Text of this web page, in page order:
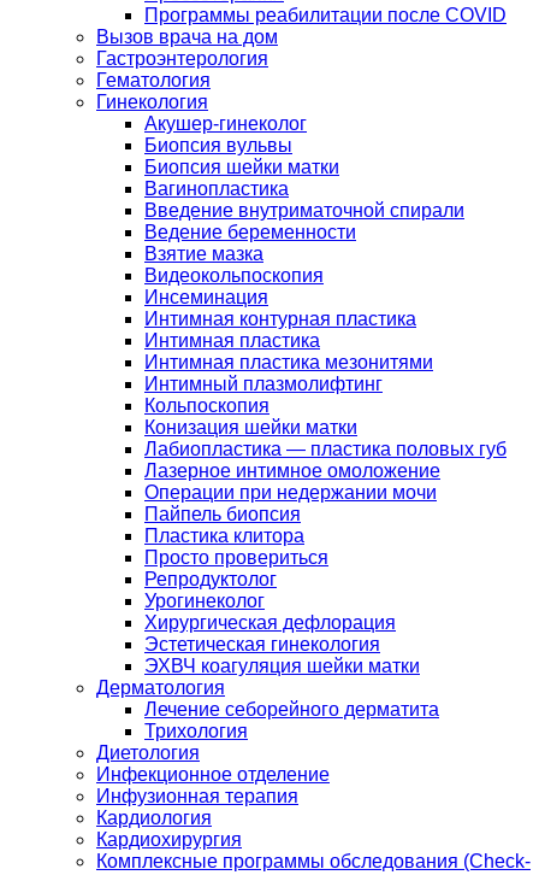
Программы реабилитации после СOVID
Вызов врача на дом
Гастроэнтерология
Гематология
Гинекология
Акушер-гинеколог
Биопсия вульвы
Биопсия шейки матки
Вагинопластика
Введение внутриматочной спирали
Ведение беременности
Взятие мазка
Видеокольпоскопия
Инсеминация
Интимная контурная пластика
Интимная пластика
Интимная пластика мезонитями
Интимный плазмолифтинг
Кольпоскопия
Конизация шейки матки
Лабиопластика — пластика половых губ
Лазерное интимное омоложение
Операции при недержании мочи
Пайпель биопсия
Пластика клитора
Просто провериться
Репродуктолог
Урогинеколог
Хирургическая дефлорация
Эстетическая гинекология
ЭХВЧ коагуляция шейки матки
Дерматология
Лечение себорейного дерматита
Трихология
Диетология
Инфекционное отделение
Инфузионная терапия
Кардиология
Кардиохирургия
Комплексные программы обследования (Check-